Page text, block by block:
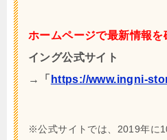
ホームページで最新情報を
イング公式サイト
→「 https://www.ingni-
※公式サイトでは、2019年に